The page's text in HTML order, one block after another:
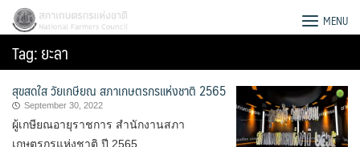
Skip
content
สภาเกษตรกรแห่งชาติ MENU
Tag:ยะลา
สุขสดใส วัยเกษียณ สภาเกษตรกรแห่งชาติ 2565
September 30, 2022
ผู้เกษียณอายุราชการ สำนักงานสภา
เกษตรกรแห่งชาติ ปี 2565